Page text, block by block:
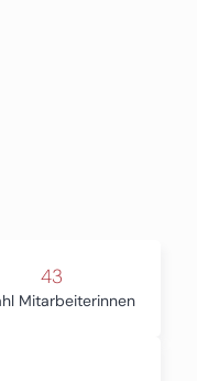
43
Mitarbeiterinnen